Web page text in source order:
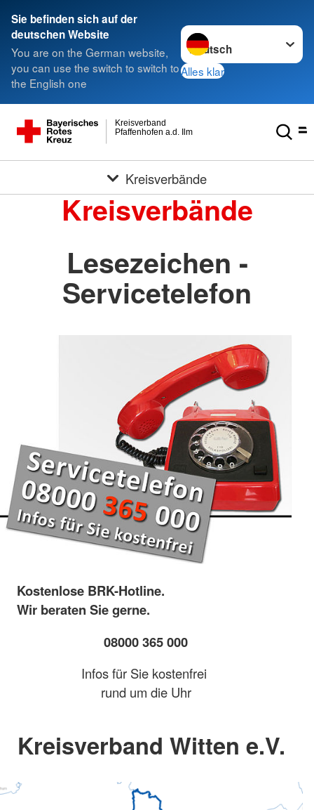
Sie befinden sich auf der
deutschen Website
You are on the German website,
you can use the switch to switch to
the English one
Sprache wechseln zu
Alles klar
Pfaffenhofen a.d. Ilm
Kreisverband
Kreisverbände
Kreisverbände
Lesezeichen -
Servicetelefon
Kostenlose BRK-Hotline.
Wir beraten Sie gerne.
08000 365 000
Infos für Sie kostenfrei
rund um die Uhr
Kreisverband Witten e.V.